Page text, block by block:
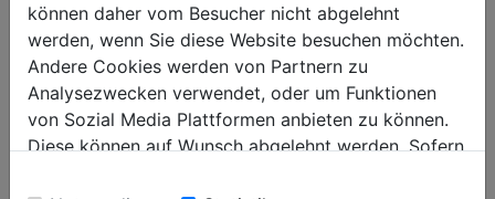
Verpackungslänge in mm
Verpackungshöhe in mm
Allgemeine Daten
können daher vom Besucher nicht abgelehnt
werden, wenn Sie diese Website besuchen möchten.
Andere Cookies werden von Partnern zu
Analysezwecken verwendet, oder um Funktionen
von Sozial Media Plattformen anbieten zu können.
Diese können auf Wunsch abgelehnt werden. Sofern